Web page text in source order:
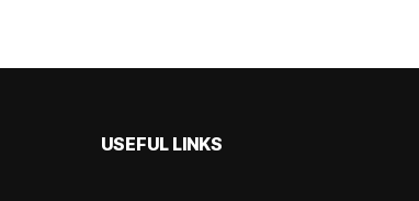
USEFUL LINKS